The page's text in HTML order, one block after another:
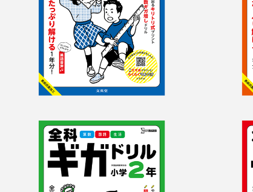
全科ギガドリル　小
学2年 学